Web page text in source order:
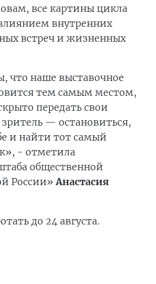
все картины цикла
внутренних
встреч и жизненных
что наше выставочное
тем самым местом,
передать свои
— остановиться,
и найти тот самый
- отметила
общественной
России»Анастасия
до 24 августа.